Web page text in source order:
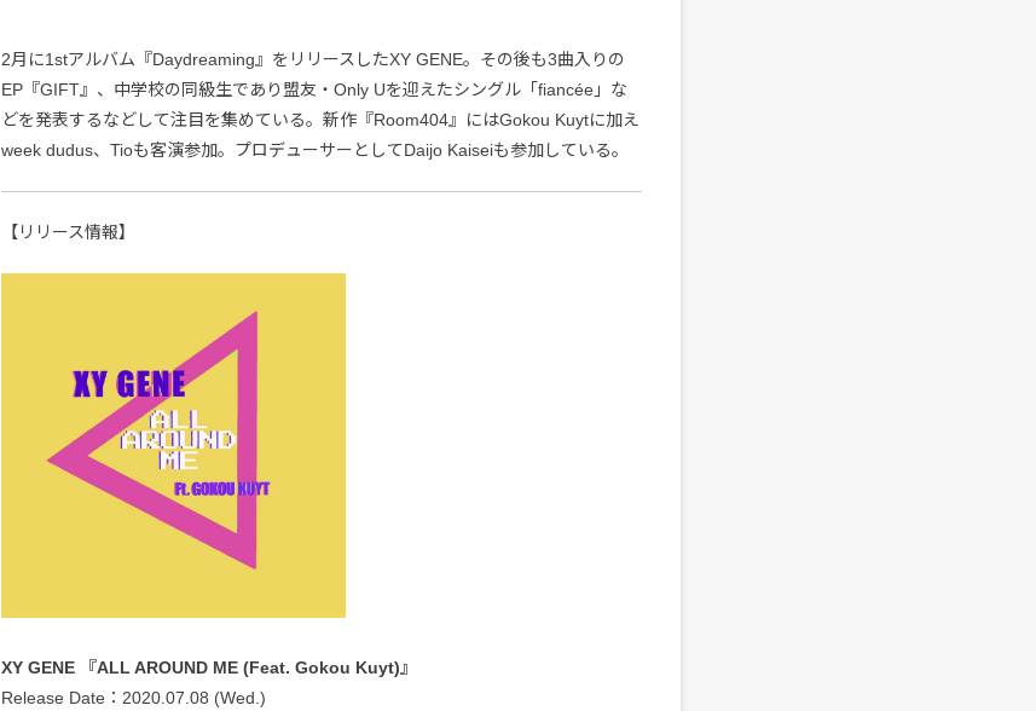
2月に1stアルバム『Daydreaming』をリリースしたXY GENE。その後も3曲入りの
EP『GIFT』、中学校の同級生であり盟友・Only Uを迎えたシングル「fiancée」な
どを発表するなどして注目を集めている。新作『Room404』にはGokou Kuytに加え
week dudus、Tioも客演参加。プロデューサーとしてDaijo Kaiseiも参加している。
【リリース情報】
XY GENE 『ALL AROUND ME (Feat. Gokou Kuyt)』
Release Date：2020.07.08 (Wed.)